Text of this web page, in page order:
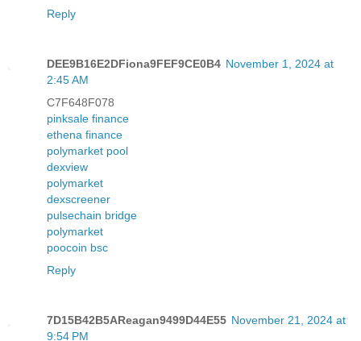
Reply
DEE9B16E2DFiona9FEF9CE0B4 November 1, 2024 at
2:45 AM
C7F648F078
pinksale finance
ethena finance
polymarket pool
dexview
polymarket
dexscreener
pulsechain bridge
polymarket
poocoin bsc
Reply
7D15B42B5AReagan9499D44E55 November 21, 2024 at
9:54 PM